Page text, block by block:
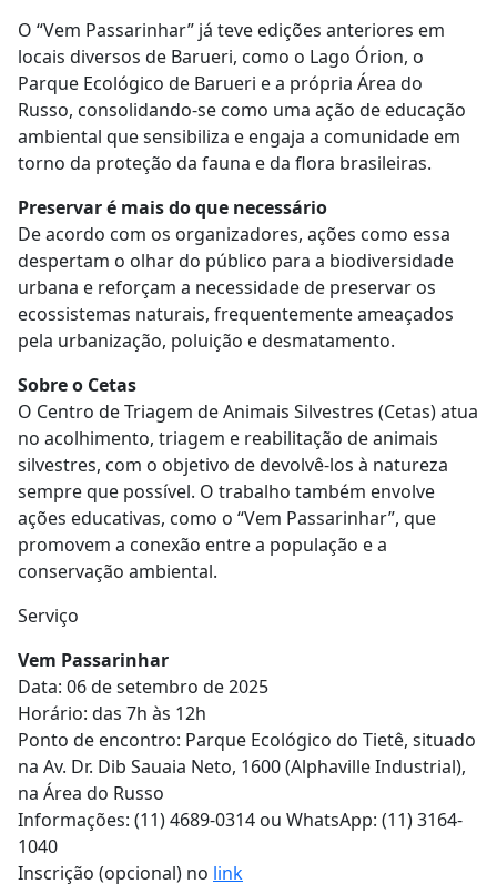
O “Vem Passarinhar” já teve edições anteriores em
locais diversos de Barueri, como o Lago Órion, o
Parque Ecológico de Barueri e a própria Área do
Russo, consolidando-se como uma ação de educação
ambiental que sensibiliza e engaja a comunidade em
torno da proteção da fauna e da flora brasileiras.
Preservar é mais do que necessário
De acordo com os organizadores, ações como essa
despertam o olhar do público para a biodiversidade
urbana e reforçam a necessidade de preservar os
ecossistemas naturais, frequentemente ameaçados
pela urbanização, poluição e desmatamento.
Sobre o Cetas
O Centro de Triagem de Animais Silvestres (Cetas) atua
no acolhimento, triagem e reabilitação de animais
silvestres, com o objetivo de devolvê-los à natureza
sempre que possível. O trabalho também envolve
ações educativas, como o “Vem Passarinhar”, que
promovem a conexão entre a população e a
conservação ambiental.
Serviço
Vem Passarinhar
Data: 06 de setembro de 2025
Horário: das 7h às 12h
Ponto de encontro: Parque Ecológico do Tietê, situado
na Av. Dr. Dib Sauaia Neto, 1600 (Alphaville Industrial),
na Área do Russo
Informações: (11) 4689-0314 ou WhatsApp: (11) 3164-
1040
Inscrição (opcional) no link